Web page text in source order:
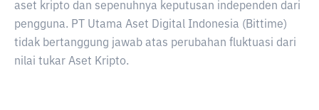
aset kripto dan sepenuhnya keputusan independen dari
pengguna. PT Utama Aset Digital Indonesia (Bittime)
tidak bertanggung jawab atas perubahan fluktuasi dari
nilai tukar Aset Kripto.